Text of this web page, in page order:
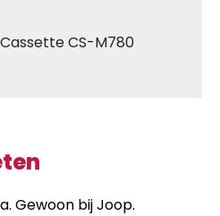
Cassette CS-M780
Gewoon bij Joop.